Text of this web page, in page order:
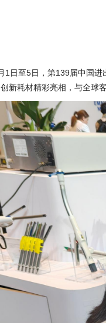
1日至5日，第139届中国
新耗材精彩亮相，与全球